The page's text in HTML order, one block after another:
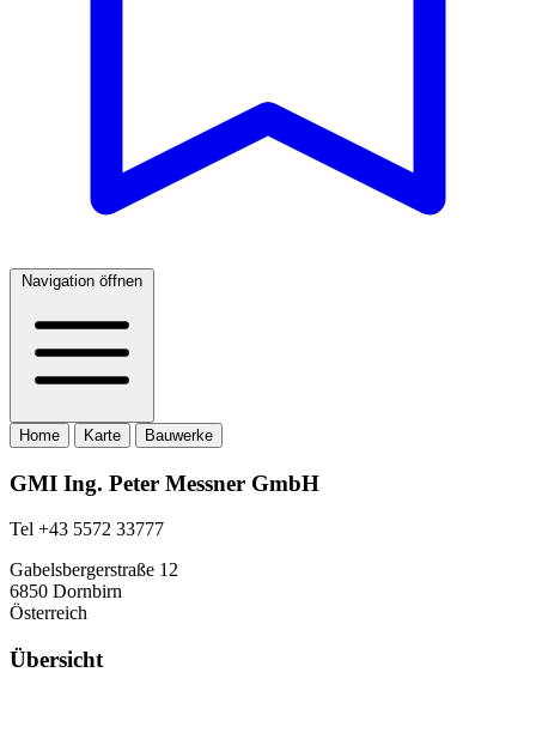
Navigation öffnen
Home Karte Bauwerke
GMI Ing. Peter Messner GmbH
Tel +43 5572 33777
Gabelsbergerstraße 12
6850 Dornbirn
Österreich
Übersicht